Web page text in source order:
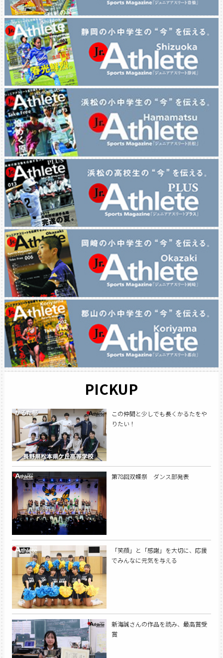
PICKUP
この仲間と少しでも長くかるたをや
りたい！
第78回双蝶祭 ダンス部発表
「笑顔」と「感謝」を大切に、応援
でみんなに元気を与える
新海誠さんの作品を読み、最高賞受
賞